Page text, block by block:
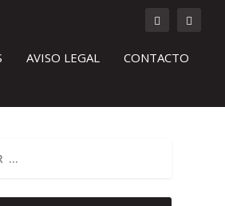
AVISO LEGAL CONTACTO